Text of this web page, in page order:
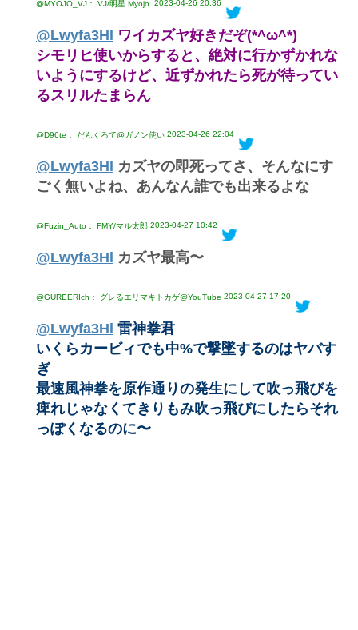
@MYOJO_VJ： VJ/明星 Myojo 2023-04-26 20:36
@Lwyfa3Hl
ワイカズヤ好きだぞ(*^ω^*)
シモリヒ使いからすると、絶対に行かずかれな
いようにするけど、近ずかれたら死が待ってい
るスリルたまらん
@D96te： だんくろて@ガノン使い 2023-04-26 22:04
@Lwyfa3Hl
カズヤの即死ってさ、そんなにす
ごく無いよね、あんなん誰でも出来るよな
@Fuzin_Auto： FMY/マル太郎 2023-04-27 10:42
@Lwyfa3Hl カズヤ最高〜
@GUREERIch： グレるエリマキトカゲ@YouTube 2023-04-27 17:20
@Lwyfa3Hl 雷神拳君
いくらカービィでも中%で撃墜するのはヤバす
ぎ
最速風神拳を原作通りの発生にして吹っ飛びを
痺れじゃなくてきりもみ吹っ飛びにしたらそれ
っぽくなるのに〜